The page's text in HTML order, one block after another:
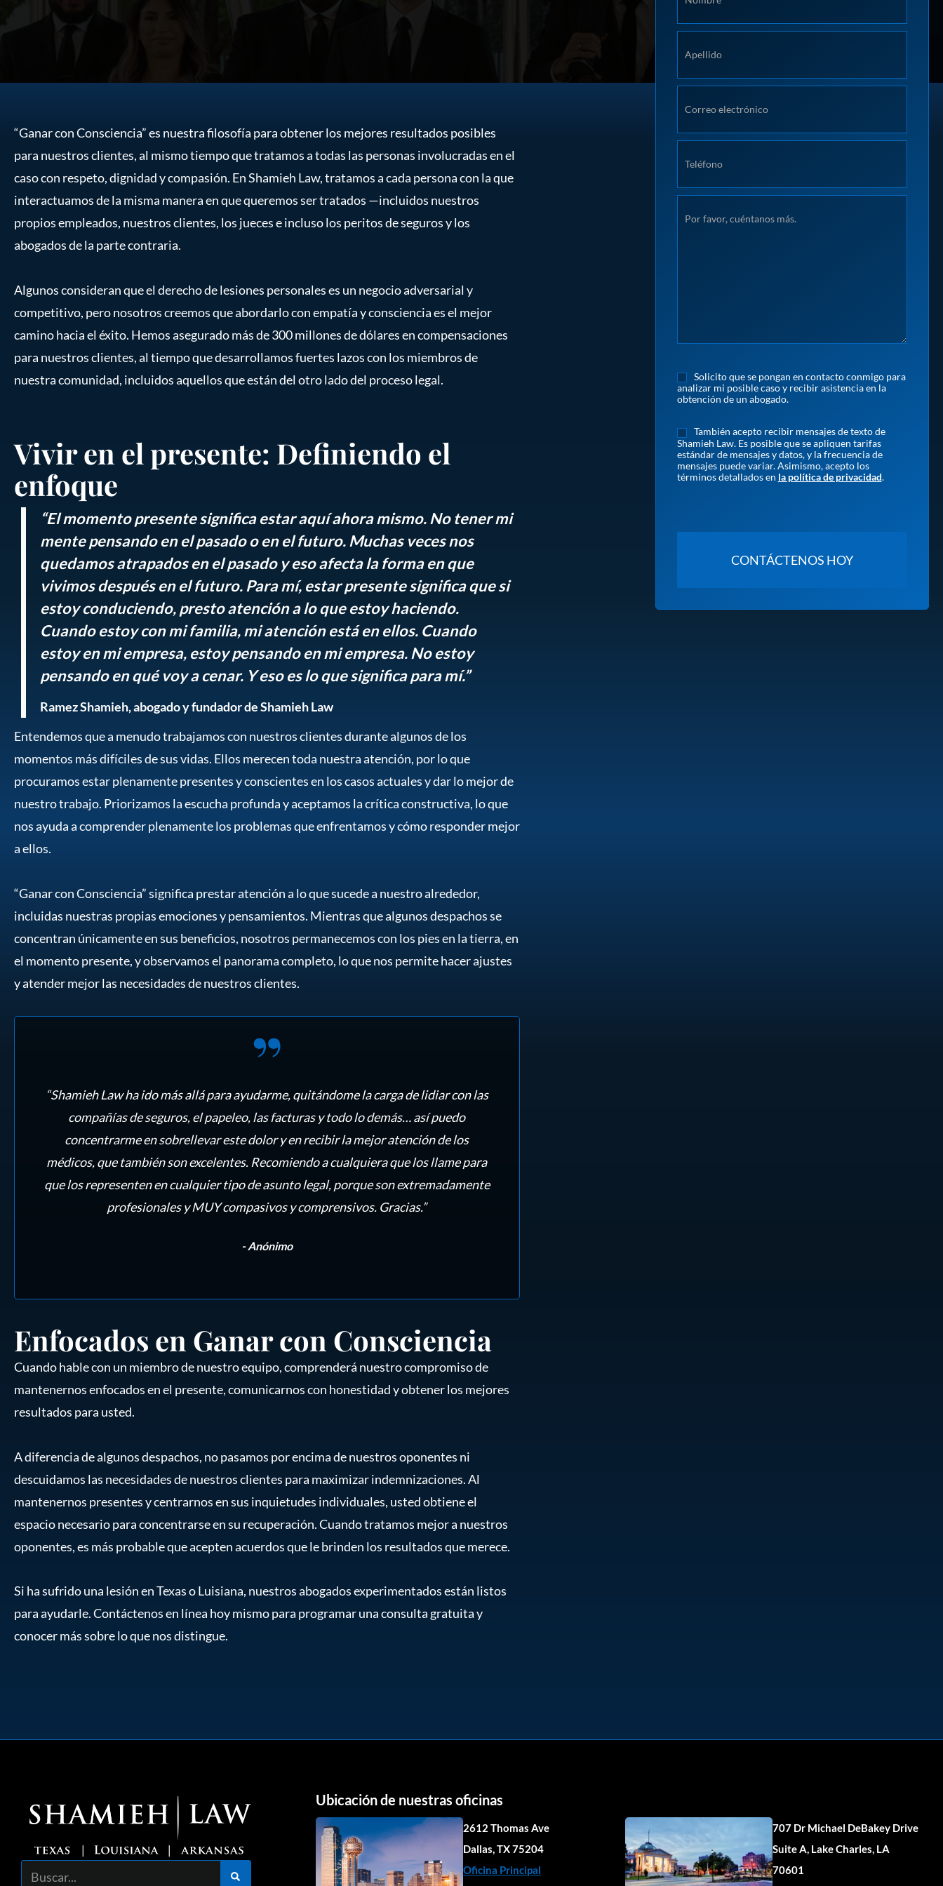
“Ganar con Consciencia” es nuestra filosofía para obtener los mejores resultados posibles
para nuestros clientes, al mismo tiempo que tratamos a todas las personas involucradas en el
caso con respeto, dignidad y compasión. En Shamieh Law, tratamos a cada persona con la que
interactuamos de la misma manera en que queremos ser tratados —incluidos nuestros
propios empleados, nuestros clientes, los jueces e incluso los peritos de seguros y los
abogados de la parte contraria.
Algunos consideran que el derecho de lesiones personales es un negocio adversarial y
competitivo, pero nosotros creemos que abordarlo con empatía y consciencia es el mejor
camino hacia el éxito. Hemos asegurado más de 300 millones de dólares en compensaciones
para nuestros clientes, al tiempo que desarrollamos fuertes lazos con los miembros de
nuestra comunidad, incluidos aquellos que están del otro lado del proceso legal.
Vivir en el presente: Definiendo el
enfoque
“El momento presente significa estar aquí ahora mismo. No tener mi
mente pensando en el pasado o en el futuro. Muchas veces nos
quedamos atrapados en el pasado y eso afecta la forma en que
vivimos después en el futuro. Para mí, estar presente significa que si
estoy conduciendo, presto atención a lo que estoy haciendo.
Cuando estoy con mi familia, mi atención está en ellos. Cuando
estoy en mi empresa, estoy pensando en mi empresa. No estoy
pensando en qué voy a cenar. Y eso es lo que significa para mí.”
Ramez Shamieh, abogado y fundador de Shamieh Law
Entendemos que a menudo trabajamos con nuestros clientes durante algunos de los
momentos más difíciles de sus vidas. Ellos merecen toda nuestra atención, por lo que
procuramos estar plenamente presentes y conscientes en los casos actuales y dar lo mejor de
nuestro trabajo. Priorizamos la escucha profunda y aceptamos la crítica constructiva, lo que
nos ayuda a comprender plenamente los problemas que enfrentamos y cómo responder mejor
a ellos.
“Ganar con Consciencia” significa prestar atención a lo que sucede a nuestro alrededor,
incluidas nuestras propias emociones y pensamientos. Mientras que algunos despachos se
concentran únicamente en sus beneficios, nosotros permanecemos con los pies en la tierra, en
el momento presente, y observamos el panorama completo, lo que nos permite hacer ajustes
y atender mejor las necesidades de nuestros clientes.
“Shamieh Law ha ido más allá para ayudarme, quitándome la carga de lidiar con las
compañías de seguros, el papeleo, las facturas y todo lo demás… así puedo
concentrarme en sobrellevar este dolor y en recibir la mejor atención de los
médicos, que también son excelentes. Recomiendo a cualquiera que los llame para
que los representen en cualquier tipo de asunto legal, porque son extremadamente
profesionales y MUY compasivos y comprensivos. Gracias.”
- Anónimo
Enfocados en Ganar con Consciencia
Cuando hable con un miembro de nuestro equipo, comprenderá nuestro compromiso de
mantenernos enfocados en el presente, comunicarnos con honestidad y obtener los mejores
resultados para usted.
A diferencia de algunos despachos, no pasamos por encima de nuestros oponentes ni
descuidamos las necesidades de nuestros clientes para maximizar indemnizaciones. Al
mantenernos presentes y centrarnos en sus inquietudes individuales, usted obtiene el
espacio necesario para concentrarse en su recuperación. Cuando tratamos mejor a nuestros
oponentes, es más probable que acepten acuerdos que le brinden los resultados que merece.
Si ha sufrido una lesión en Texas o Luisiana, nuestros abogados experimentados están listos
para ayudarle. Contáctenos en línea hoy mismo para programar una consulta gratuita y
conocer más sobre lo que nos distingue.
Solicito que se pongan en contacto conmigo para
analizar mi posible caso y recibir asistencia en la
obtención de un abogado.
También acepto recibir mensajes de texto de
Shamieh Law. Es posible que se apliquen tarifas
estándar de mensajes y datos, y la frecuencia de
mensajes puede variar. Asimismo, acepto los
términos detallados en la política de privacidad.
Buscar
Ubicación de nuestras oficinas
2612 Thomas Ave
Dallas, TX 75204
Oficina Principal
707 Dr Michael DeBakey Drive
Suite A, Lake Charles, LA
70601